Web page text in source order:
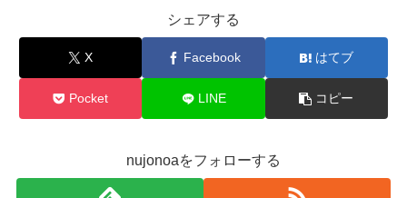
シェアする
X Facebook はてブ
Pocket LINE コピー
nujonoaをフォローする